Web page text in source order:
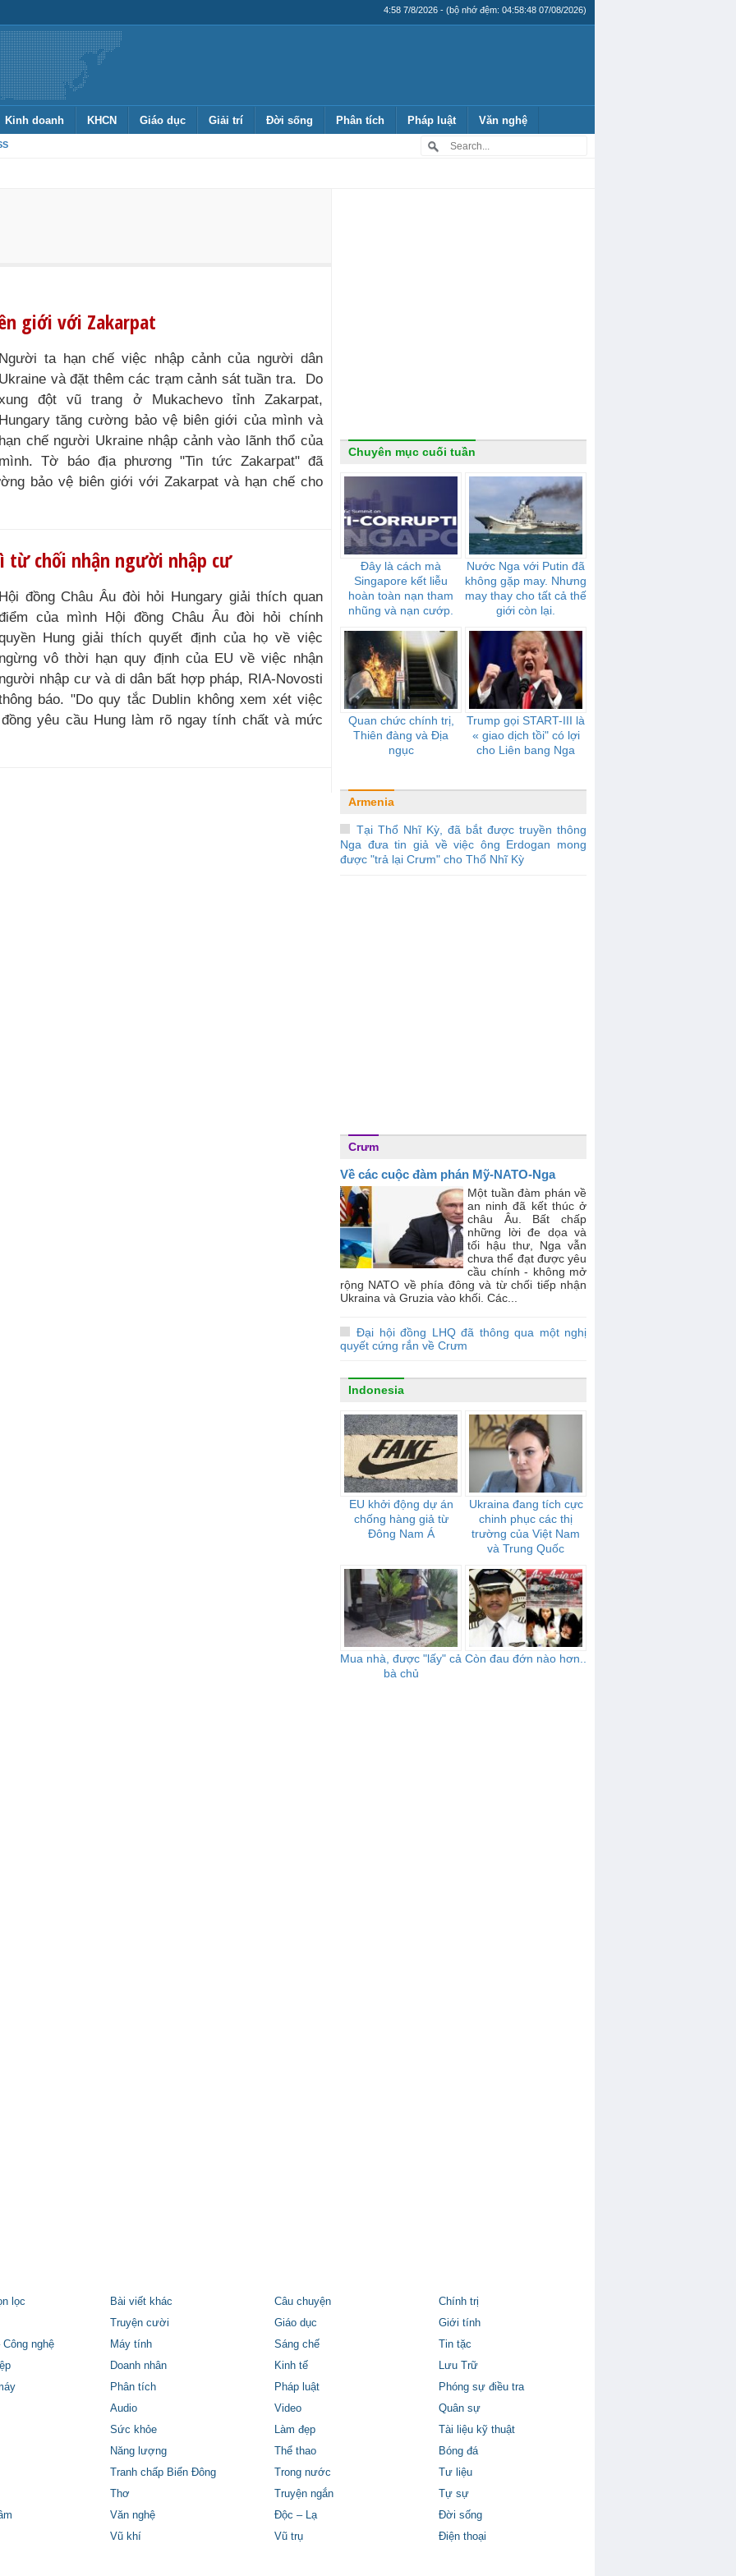
4:58 7/8/2026 - (bộ nhớ đệm: 04:58:48 07/08/2026)
Kinh doanh KHCN Giáo dục Giải trí Đời sống Phân tích Pháp luật Văn nghệ
giới với Zakarpat
Người ta hạn chế việc nhập cảnh của người dân
Ukraine và đặt thêm các trạm cảnh sát tuần tra. Do
đột vũ trang ở Mukachevo tỉnh Zakarpat,
Hungary tăng cường bảo vệ biên giới của mình và
hạn chế người Ukraine nhập cảnh vào lãnh thổ của
mình. Tờ báo địa phương "Tin tức Zakarpat" đã
bảo vệ biên giới với Zakarpat và hạn chế cho
từ chối nhận người nhập cư
Hội đồng Châu Âu đòi hỏi Hungary giải thích quan
của mình Hội đồng Châu Âu đòi hỏi chính
Hung giải thích quyết định của họ về việc
ngừng vô thời hạn quy định của EU về việc nhận
người nhập cư và di dân bất hợp pháp, RIA-Novosti
báo. "Do quy tắc Dublin không xem xét việc
yêu cầu Hung làm rõ ngay tính chất và mức
Chuyên mục cuối tuần
Đây là cách mà
Singapore kết liễu
hoàn toàn nạn tham
nhũng và nạn cướp.
Nước Nga với Putin đã
không gặp may. Nhưng
may thay cho tất cả thế
giới còn lại.
Quan chức chính trị,
Thiên đàng và Địa
ngục
Trump gọi START-III là
« giao dịch tồi" có lợi
cho Liên bang Nga
Armenia
Tại Thổ Nhĩ Kỳ, đã bắt được truyền thông
Nga đưa tin giả về việc ông Erdogan mong
được "trả lại Crưm" cho Thổ Nhĩ Kỳ
Crưm
Về các cuộc đàm phán Mỹ-NATO-Nga
Một tuần đàm phán về
an ninh đã kết thúc ở
châu Âu. Bất chấp
những lời đe dọa và
tối hậu thư, Nga vẫn
chưa thể đạt được yêu
cầu chính - không mở
rộng NATO về phía đông và từ chối tiếp nhận
Ukraina và Gruzia vào khối. Các...
Đại hội đồng LHQ đã thông qua một nghị
quyết cứng rắn về Crưm
Indonesia
EU khởi động dự án
chống hàng giả từ
Đông Nam Á
Ukraina đang tích cực
chinh phục các thị
trường của Việt Nam
và Trung Quốc
Mua nhà, được "lấy" cả
bà chủ
Còn đau đớn nào hơn..
lọc Bài viết khác Câu chuyện
Chính trị
Truyện cười Giáo dục
Giới tính
Công nghệ Máy tính Sáng chế
Tin tặc
Doanh nhân Kinh tế
Lưu Trữ
Phân tích Pháp luật
Phóng sự điều tra
Audio Video
Quân sự
Sức khỏe Làm đẹp
Tài liệu kỹ thuật
Năng lượng Thể thao
Bóng đá
Tranh chấp Biển Đông Trong nước
Tư liệu
Thơ Truyện ngắn
Tự sự
Văn nghệ Độc – Lạ
Đời sống
Vũ khí Vũ trụ Điện thoại